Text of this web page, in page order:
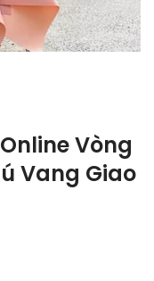
Vòng
Vang Giao